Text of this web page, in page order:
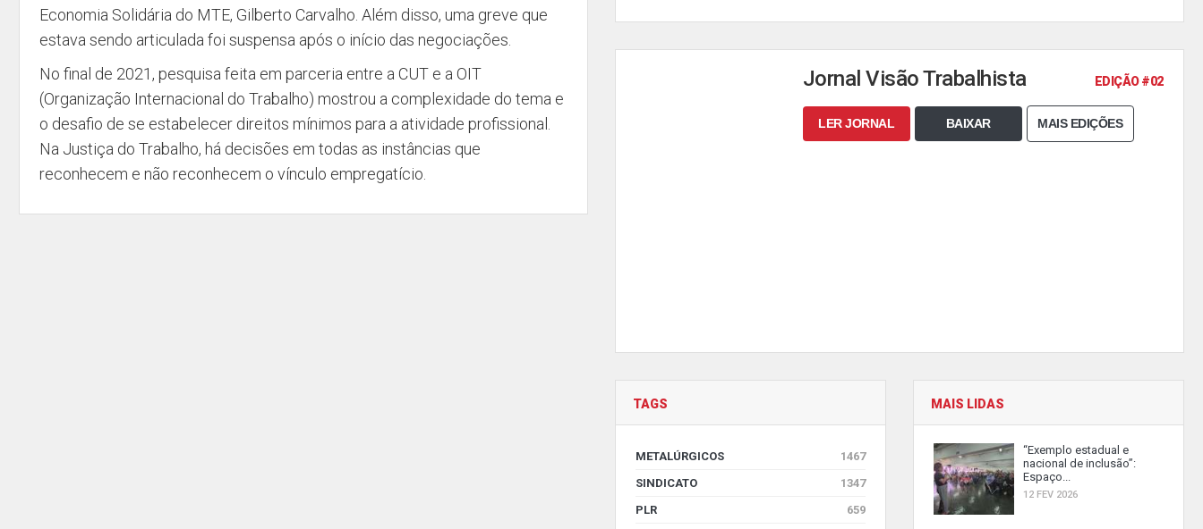
Economia Solidária do MTE, Gilberto Carvalho. Além disso, uma greve que
estava sendo articulada foi suspensa após o início das negociações.
No final de 2021, pesquisa feita em parceria entre a CUT e a OIT
(Organização Internacional do Trabalho) mostrou a complexidade do tema e
o desafio de se estabelecer direitos mínimos para a atividade profissional.
Na Justiça do Trabalho, há decisões em todas as instâncias que
reconhecem e não reconhecem o vínculo empregatício.
Jornal Visão Trabalhista EDIÇÃO #02
LER JORNAL BAIXAR MAIS EDIÇÕES
TAGS
METALÚRGICOS
1467
SINDICATO
1347
PLR
659
MAIS LIDAS
“Exemplo estadual e
nacional de inclusão”:
Espaço...
12 FEV 2026